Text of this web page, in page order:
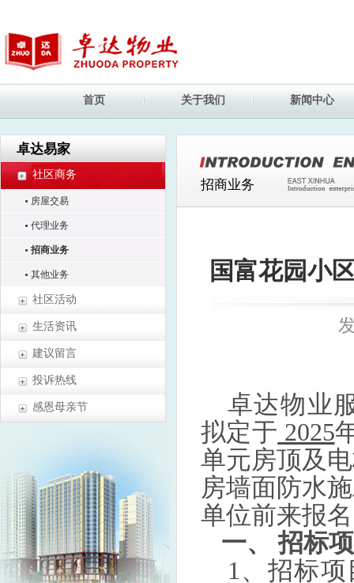
首页 关于我们 新闻中心
卓达易家
社区商务
房屋交易
代理业务
招商业务
其他业务
社区活动
生活资讯
建议留言
投诉热线
感恩母亲节
招商业务
国富花园小
卓达物业
拟定于 2025
单元房顶及
房墙面防水
单位前来报
一、 招标
1、招标